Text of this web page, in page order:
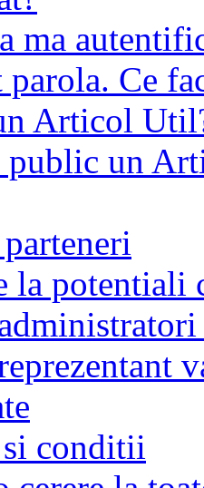
ma
Ce
Articol
public un
la potentiali
conditii